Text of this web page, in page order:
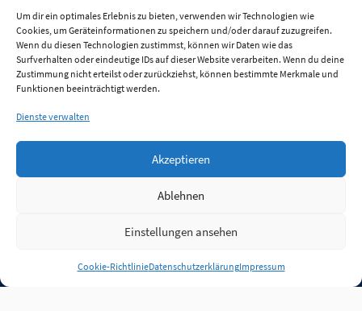
Um dir ein optimales Erlebnis zu bieten, verwenden wir Technologien wie
Cookies, um Geräteinformationen zu speichern und/oder darauf zuzugreifen.
Wenn du diesen Technologien zustimmst, können wir Daten wie das
Surfverhalten oder eindeutige IDs auf dieser Website verarbeiten. Wenn du deine
Zustimmung nicht erteilst oder zurückziehst, können bestimmte Merkmale und
Funktionen beeinträchtigt werden.
Dienste verwalten
Akzeptieren
Ablehnen
Einstellungen ansehen
Cookie-RichtlinieDatenschutzerklärungImpressum
Anmelden
Jobs Partner FAQ Quellen